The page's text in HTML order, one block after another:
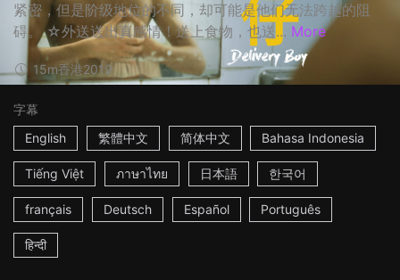
紧密，但是阶级地位的不同，却可能是他们无法跨越的阻
碍。 ☆外送送出真感情！送上食物，也送... More
15m香港2019
字幕
English
繁體中文 简体中文 Bahasa Indonesia
Tiếng Việt ภาษาไทย 日本語 한국어
français Deutsch Español Português
हिन्दी